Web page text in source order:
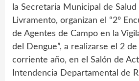
la Secretaria Municipal de
Livramento, organizan el “2º
de Agentes de Campo en la
del Dengue”, a realizarse el 2
corriente año, en el Salón de
Intendencia Departamental de